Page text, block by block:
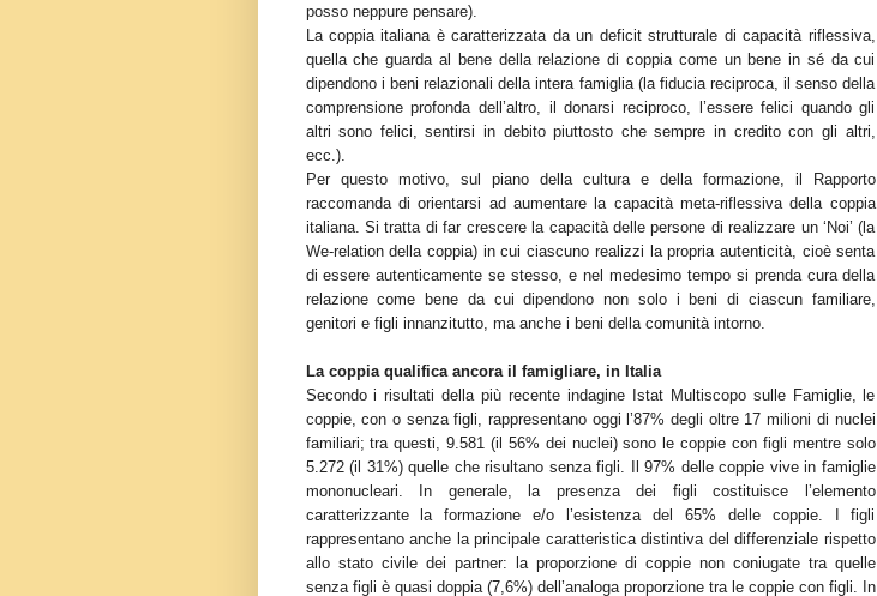
posso neppure pensare).
La coppia italiana è caratterizzata da un deficit strutturale di capacità riflessiva,
quella che guarda al bene della relazione di coppia come un bene in sé da cui
dipendono i beni relazionali della intera famiglia (la fiducia reciproca, il senso della
comprensione profonda dell’altro, il donarsi reciproco, l’essere felici quando gli
altri sono felici, sentirsi in debito piuttosto che sempre in credito con gli altri,
ecc.).
Per questo motivo, sul piano della cultura e della formazione, il Rapporto
raccomanda di orientarsi ad aumentare la capacità meta-riflessiva della coppia
italiana. Si tratta di far crescere la capacità delle persone di realizzare un ‘Noi’ (la
We-relation della coppia) in cui ciascuno realizzi la propria autenticità, cioè senta
di essere autenticamente se stesso, e nel medesimo tempo si prenda cura della
relazione come bene da cui dipendono non solo i beni di ciascun familiare,
genitori e figli innanzitutto, ma anche i beni della comunità intorno.
La coppia qualifica ancora il famigliare, in Italia
Secondo i risultati della più recente indagine Istat Multiscopo sulle Famiglie, le
coppie, con o senza figli, rappresentano oggi l’87% degli oltre 17 milioni di nuclei
familiari; tra questi, 9.581 (il 56% dei nuclei) sono le coppie con figli mentre solo
5.272 (il 31%) quelle che risultano senza figli. Il 97% delle coppie vive in famiglie
mononucleari. In generale, la presenza dei figli costituisce l’elemento
caratterizzante la formazione e/o l’esistenza del 65% delle coppie. I figli
rappresentano anche la principale caratteristica distintiva del differenziale rispetto
allo stato civile dei partner: la proporzione di coppie non coniugate tra quelle
senza figli è quasi doppia (7,6%) dell’analoga proporzione tra le coppie con figli. In